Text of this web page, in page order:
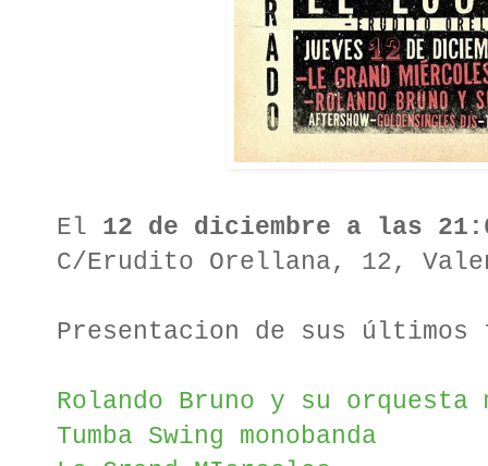
El 12 de diciembre a las
C/Erudito Orellana, 12,
Presentacion de sus
Rolando Bruno y su orquesta
Tumba Swing monobanda